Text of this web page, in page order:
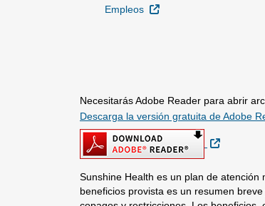
Empleos
Sitio Externo
Necesitarás Adobe Reader para abrir
Descarga la versión gratuita de Adobe
Sitio
Sunshine Health es un plan de
beneficios provista es un resumen